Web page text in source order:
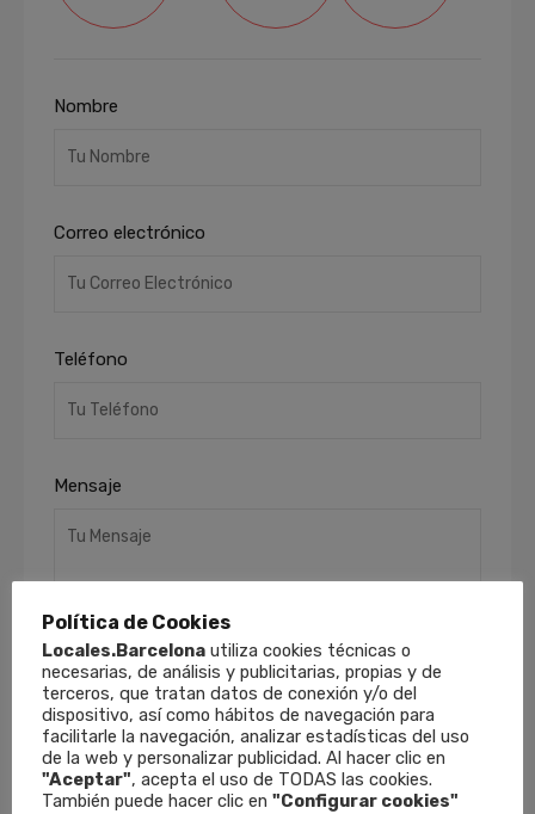
Nombre
Correo electrónico
Teléfono
Mensaje
He leído y acepto laPolítica de Privacidad
Finalidades: Responder a sus solicitudes y
remitirle información comercial de nuestros
productos y servicios, incluso por medios
electrónicos.Derechos
: Puede retirar su
Política de Cookies
Locales.Barcelona utiliza cookies técnicas o
necesarias, de análisis y publicitarias, propias y de
terceros, que tratan datos de conexión y/o del
dispositivo, así como hábitos de navegación para
facilitarle la navegación, analizar estadísticas del uso
de la web y personalizar publicidad. Al hacer clic en
"Aceptar", acepta el uso de TODAS las cookies.
También puede hacer clic en "Configurar cookies"